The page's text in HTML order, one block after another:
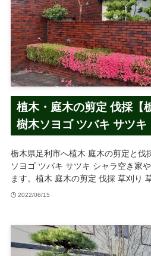
植木・庭木の剪定 伐採【
樹木ソヨゴ ツバキ サツキ
栃木県足利市へ植木 庭木の剪定と伐
ソヨゴ ツバキ サツキ シャラ空き家
ます。植木 庭木の剪定 伐採 草刈り
2022/06/15